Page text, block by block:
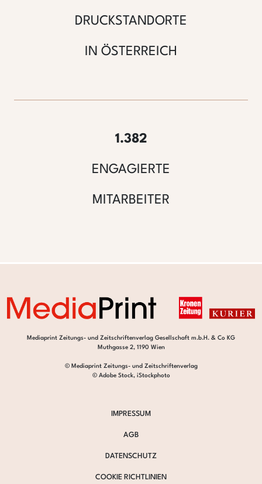
DRUCKSTANDORTE
IN ÖSTERREICH
1.382
ENGAGIERTE
MITARBEITER
Mediaprint Zeitungs- und Zeitschriftenverlag Gesellschaft m.b.H. & Co KG
Muthgasse 2, 1190 Wien
© Mediaprint Zeitungs- und Zeitschriftenverlag
© Adobe Stock, iStockphoto
IMPRESSUM
AGB
DATENSCHUTZ
COOKIE RICHTLINIEN